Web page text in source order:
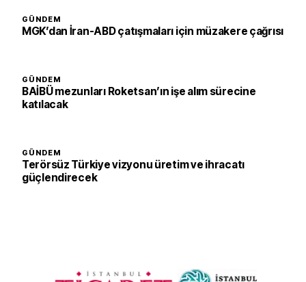
GÜNDEM
MGK’dan İran-ABD çatışmaları için müzakere çağrısı
GÜNDEM
BAİBÜ mezunları Roketsan’ın işe alım sürecine
katılacak
GÜNDEM
Terörsüz Türkiye vizyonu üretim ve ihracatı
güçlendirecek